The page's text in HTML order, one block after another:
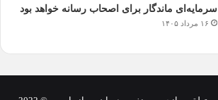
سرمایه‌ای ماندگار برای اصحاب رسانه خواهد بود
۱۶ مرداد ۱۴۰۵